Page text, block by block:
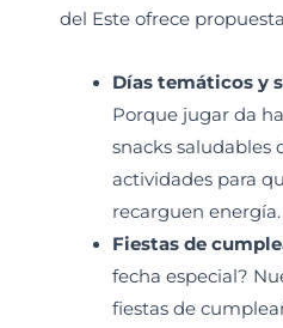
del Este ofrece
Días temáticos y
Porque jugar da
snacks saludables
actividades para
recarguen energía.
Fiestas de
fecha especial?
fiestas de